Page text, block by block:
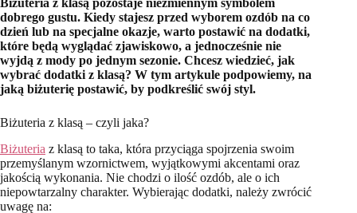
Biżuteria z klasą pozostaje niezmiennym symbolem
dobrego gustu. Kiedy stajesz przed wyborem ozdób na co
dzień lub na specjalne okazje, warto postawić na dodatki,
które będą wyglądać zjawiskowo, a jednocześnie nie
wyjdą z mody po jednym sezonie. Chcesz wiedzieć, jak
wybrać dodatki z klasą? W tym artykule podpowiemy, na
jaką biżuterię postawić, by podkreślić swój styl.
Biżuteria z klasą – czyli jaka?
Biżuteria z klasą to taka, która przyciąga spojrzenia swoim
przemyślanym wzornictwem, wyjątkowymi akcentami oraz
jakością wykonania. Nie chodzi o ilość ozdób, ale o ich
niepowtarzalny charakter. Wybierając dodatki, należy zwrócić
uwagę na: